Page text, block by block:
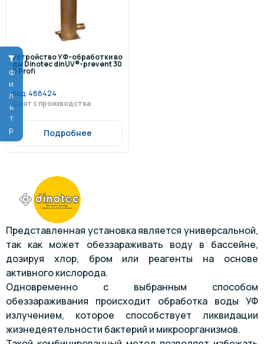
Фильтр
Устройство УФ-обработки во
ды Dinotec dinUV®-prevent 30
0 Profi
Код: 488424
Снят с производства
Подробнее
Представленная установка является универсальной,
так как может обеззараживать воду в бассейне,
дозируя хлор, бром или реагенты на основе
активного кислорода.
Одновременно с выбранным способом
обеззараживания происходит обработка воды УФ
излучением, которое способствует ликвидации
жизнедеятельности бактерий и микроорганизмов.